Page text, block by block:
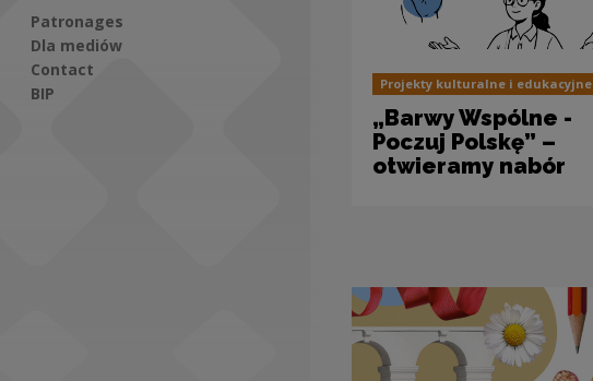
Patronages
Dla mediów
Contact
BIP
Projekty kulturalne i edukacyjne
„Barwy Wspólne -
Poczuj Polskę” –
otwieramy nabór